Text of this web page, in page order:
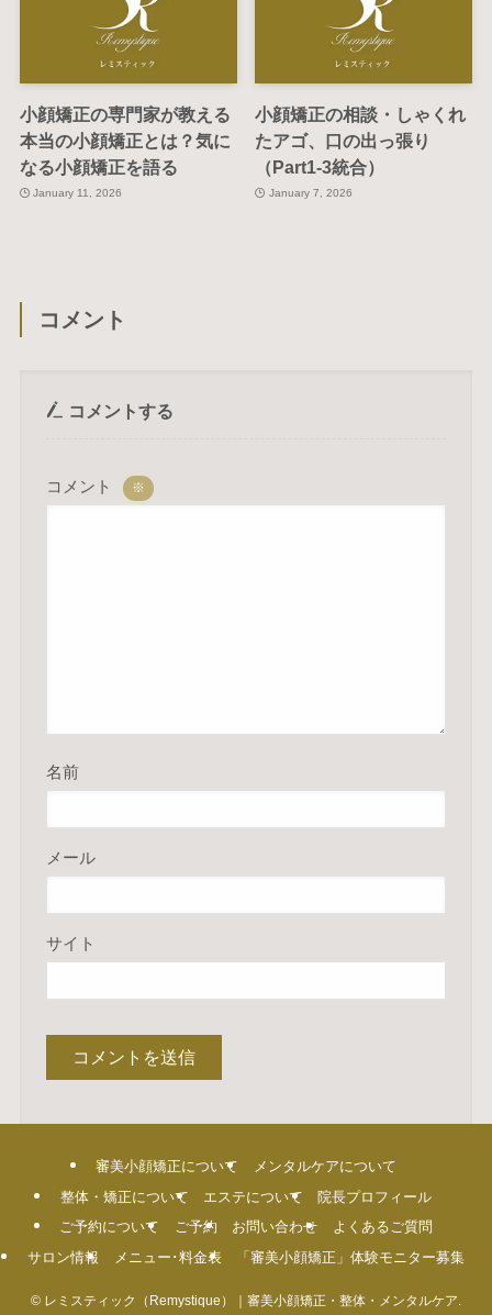
小顔矯正の専門家が教える
本当の小顔矯正とは？気に
なる小顔矯正を語る
January 11, 2026
小顔矯正の相談・しゃくれ
たアゴ、口の出っ張り
（Part1-3統合）
January 7, 2026
コメント
コメントする
コメント ※
名前
メール
サイト
審美小顔矯正について
メンタルケアについて
整体・矯正について
エステについて
院長プロフィール
ご予約について
ご予約 お問い合わせ
よくあるご質問
サロン情報
メニュー･料金表 「審美小顔矯正」体験モニター募集
© レミスティック（Remystique）｜審美小顔矯正・整体・メンタルケア.